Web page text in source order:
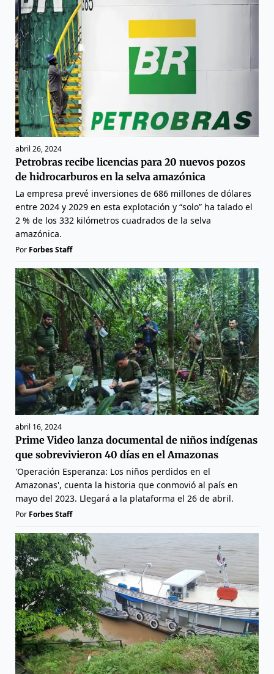
abril 26, 2024
Petrobras recibe licencias para 20 nuevos pozos
de hidrocarburos en la selva amazónica
La empresa prevé inversiones de 686 millones de dólares
entre 2024 y 2029 en esta explotación y “solo” ha talado el
2 % de los 332 kilómetros cuadrados de la selva
amazónica.
Por Forbes Staff
abril 16, 2024
Prime Video lanza documental de niños indígenas
que sobrevivieron 40 días en el Amazonas
'Operación Esperanza: Los niños perdidos en el
Amazonas', cuenta la historia que conmovió al país en
mayo del 2023. Llegará a la plataforma el 26 de abril.
Por Forbes Staff